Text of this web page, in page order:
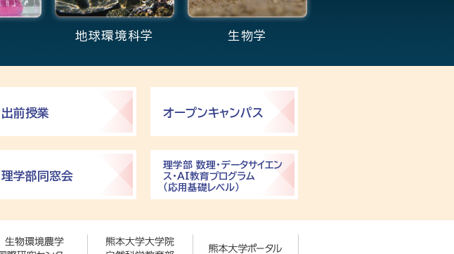
地球環境科学 生物学
出前授業 オープンキャンパス
理学部同窓会
理学部 数理・データサイエン
ス・AI教育プログラム
（応用基礎レベル）